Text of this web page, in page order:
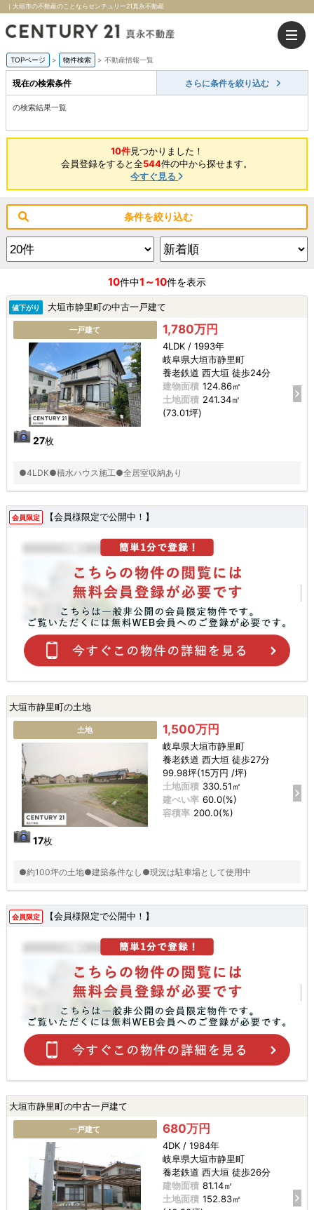
｜大垣市の不動産のことならセンチュリー21真永不動産
TOPページ > 物件検索 > 不動産情報一覧
現在の検索条件 さらに条件を絞り込む
の検索結果一覧
10件見つかりました！
会員登録をすると全544件の中から探せます。
今すぐ見る
条件を絞り込む
10件中1～10件を表示
値下がり 大垣市静里町の中古一戸建て
一戸建て
27枚
1,780万円
4LDK / 1993年
岐阜県大垣市静里町
養老鉄道 西大垣 徒歩24分
建物面積 124.86㎡
土地面積 241.34㎡
(73.01坪)
●4LDK●積水ハウス施工●全居室収納あり
会員限定 【会員様限定で公開中！】
大垣市静里町の土地
土地
17枚
1,500万円
岐阜県大垣市静里町
養老鉄道 西大垣 徒歩27分
99.98坪(15万円 /坪)
土地面積 330.51㎡
建ぺい率 60.0(%)
容積率 200.0(%)
●約100坪の土地●建築条件なし●現況は駐車場として使用中
会員限定 【会員様限定で公開中！】
大垣市静里町の中古一戸建て
一戸建て 680万円
4DK / 1984年
岐阜県大垣市静里町
養老鉄道 西大垣 徒歩26分
建物面積 81.14㎡
土地面積 152.83㎡